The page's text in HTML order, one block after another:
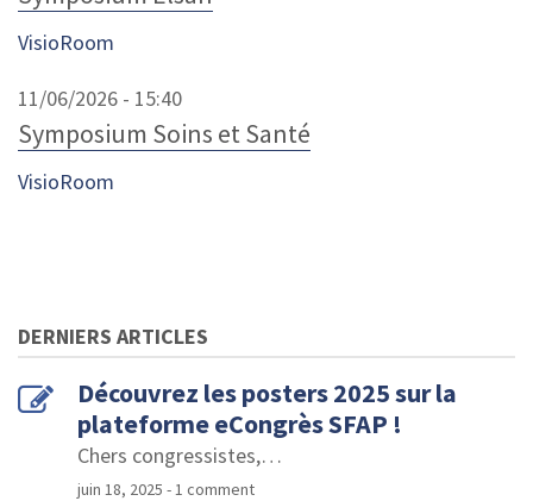
VisioRoom
11/06/2026 - 15:40
Symposium Soins et Santé
VisioRoom
DERNIERS ARTICLES
Découvrez les posters 2025 sur la
plateforme eCongrès SFAP !
Chers congressistes,…
juin 18, 2025 - 1 comment